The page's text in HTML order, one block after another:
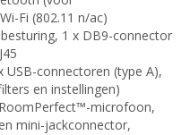
Fi (802.11 n/ac)
1 x DB9-connector
connectoren (type A),
en instellingen)
microfoon,
mini-jackconnector,